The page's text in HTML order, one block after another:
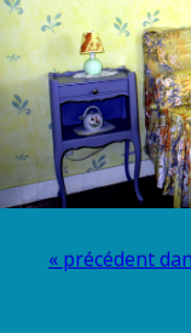
« précédent